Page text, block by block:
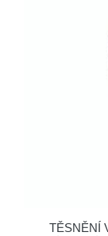
TĚSNĚNÍ